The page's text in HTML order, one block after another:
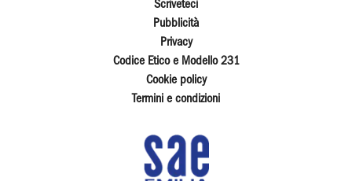
Scriveteci
Pubblicità
Privacy
Codice Etico e Modello 231
Cookie policy
Termini e condizioni